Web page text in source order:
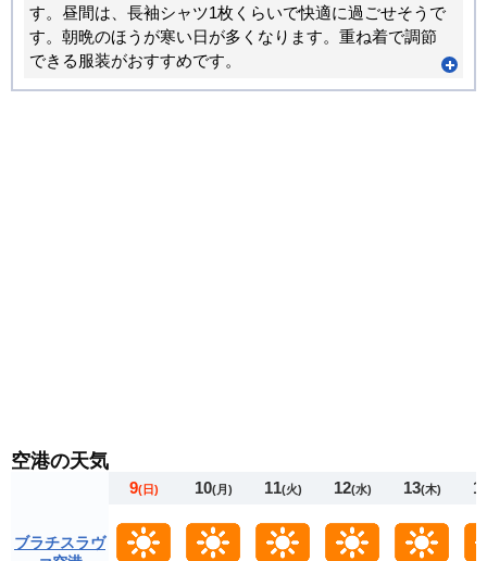
す。昼間は、長袖シャツ1枚くらいで快適に過ごせそうで
す。朝晩のほうが寒い日が多くなります。重ね着で調節
できる服装がおすすめです。
空港の天気
ブラチスラヴ
9(日) 10(月) 11(火) 12(水) 13(木)